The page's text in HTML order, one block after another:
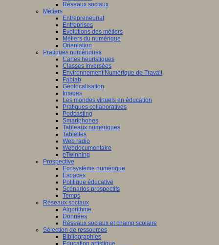
Réseaux sociaux
Métiers
Entrepreneuriat
Entreprises
Evolutions des métiers
Métiers du numérique
Orientation
Pratiques numériques
Cartes heuristiques
Classes inversées
Environnement Numérique de Travail
Fablab
Géolocalisation
Images
Les mondes virtuels en éducation
Pratiques collaboratives
Podcasting
Smartphones
Tableaux numériques
Tablettes
Web radio
Webdocumentaire
eTwinning
Prospective
Ecosystème numérique
Espaces
Politique éducative
Scénarios prospectifs
Temps
Réseaux sociaux
Algorithme
Données
Réseaux sociaux et champ scolaire
Sélection de ressources
Bibliographies
Education artistique